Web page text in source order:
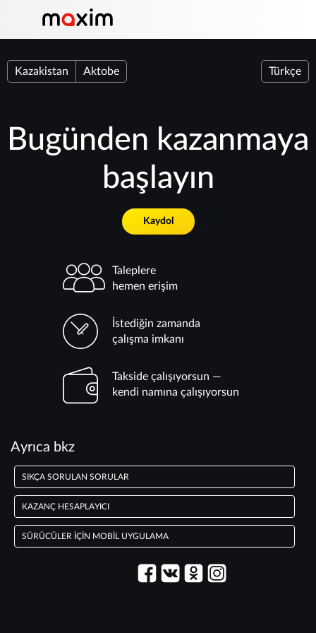
Kazakistan Aktobe Türkçe
Bugünden kazanmaya
başlayın
Kaydol
Taleplere
hemen erişim
İstediğin zamanda
çalışma imkanı
Takside çalışıyorsun —
kendi namına çalışıyorsun
Ayrıca bkz
SIKÇA SORULAN SORULAR
KAZANÇ HESAPLAYICI
SÜRÜCÜLER IÇIN MOBIL UYGULAMA